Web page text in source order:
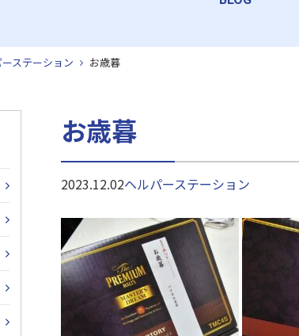
ステーション お歳暮
お歳暮
2023.12.02ヘルパーステーション